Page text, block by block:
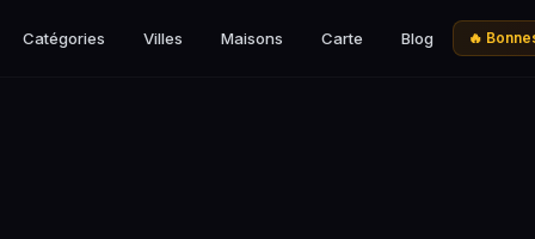
Catégories Villes Maisons Carte Blog 🔥